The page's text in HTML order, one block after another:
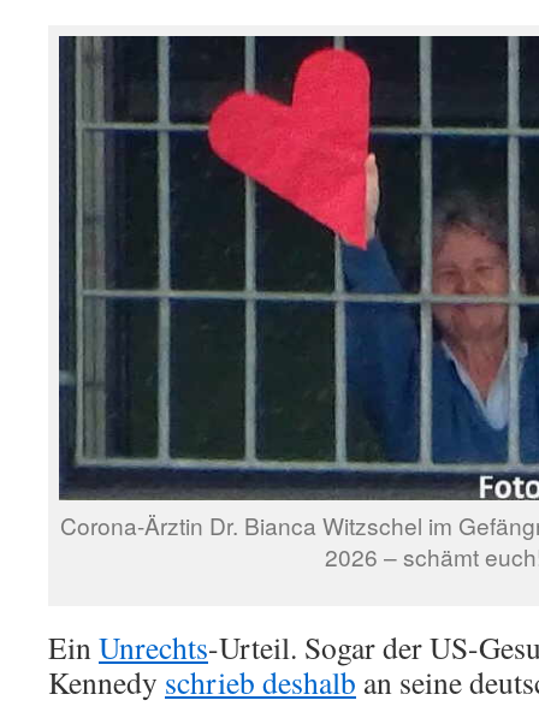
Corona-Ärztin Dr. Bianca Witzschel im
2026 – schämt
EinUnrechts-Urteil. Sogar der US-
Kennedy schrieb deshalb an seine